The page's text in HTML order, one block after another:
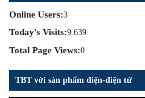
Online Users:3
Today's Visits:9.639
Total Page Views:0
TBT với sản phẩm điện-điện tử